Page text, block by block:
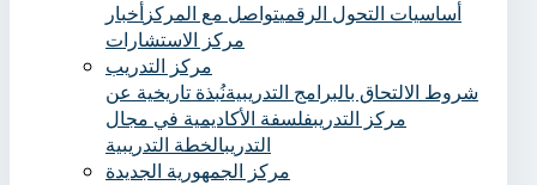
أساسيات التحول الرقميتواصل مع المركزأخبار
مركز الاستشارات
مركز التدريب
شروط الالتحاق بالبرامج التدريبيةنُبذة تاريخية عن
مركز التدريبفلسفة الأكاديمية في مجال
التدريبالخطة التدريبية
مركز الجمهورية الجديدة